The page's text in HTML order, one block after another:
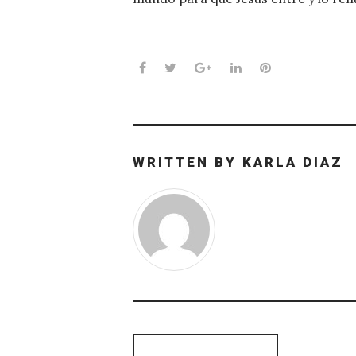
Facebook
TwitterGoogle+LinkedInPinterest
WRITTEN BY KARLA DIAZ